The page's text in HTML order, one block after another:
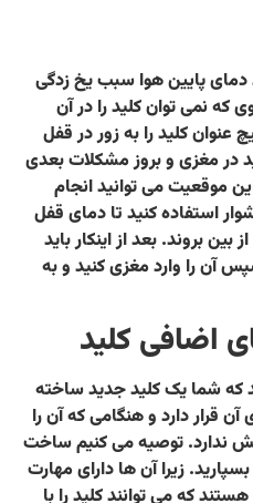
دمای پایین هوا سبب یخ زدگی
نمی توان کلید را در آن
کلید را به زور در قفل
در مغزی و بروز مشکلات بعدی
موقعیت می توانید انجام
استفاده کنید تا دمای قفل
بروند. بعد از اینکار باید
آن را وارد مغزی کنید و به
اضافی کلید
که شما یک کلید جدید ساخته
قرار دارد و هنگامی که آن را
ندارد. توصیه می کنیم ساخت
زیرا آن ها دارای مهارت
که می توانند کلید را با